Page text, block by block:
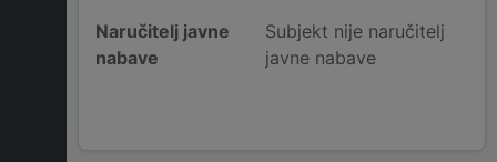
Naručitelj javne
nabave
Subjekt nije naručitelj
javne nabave